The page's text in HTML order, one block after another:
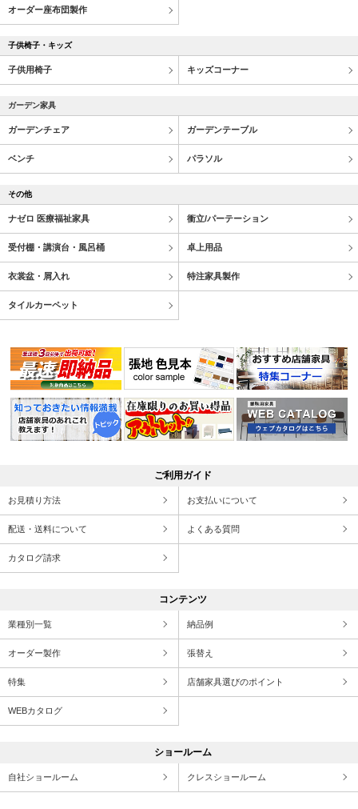
オーダー座布団製作
子供椅子・キッズ
子供用椅子 キッズコーナー
ガーデン家具
ガーデンチェア ガーデンテーブル
ベンチ パラソル
その他
ナゼロ 医療福祉家具 衝立/パーテーション
受付棚・講演台・風呂桶 卓上用品
衣裳盆・屑入れ 特注家具製作
タイルカーペット
ご利用ガイド
お見積り方法 お支払いについて
配送・送料について よくある質問
カタログ請求
コンテンツ
業種別一覧 納品例
オーダー製作 張替え
特集 店舗家具選びのポイント
WEBカタログ
ショールーム
自社ショールーム クレスショールーム